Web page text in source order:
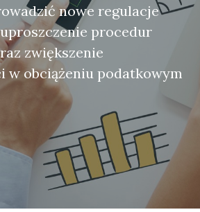
nowe regulacje
procedur
zwiększenie
w obciążeniu podatkowym